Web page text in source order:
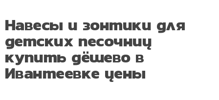
Навесы и зонтики для
детских песочниц
купить дёшево в
Ивантеевке цены